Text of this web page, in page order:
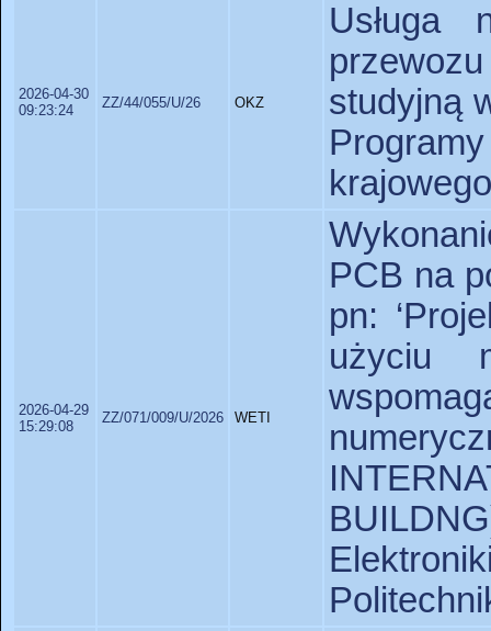
2026-04-30
09:23:24
ZZ/44/055/U/26 OKZ
studyjną
2026-04-29
15:29:08
ZZ/071/009/U/2026 WETI
PCB na
pn:
użyciu